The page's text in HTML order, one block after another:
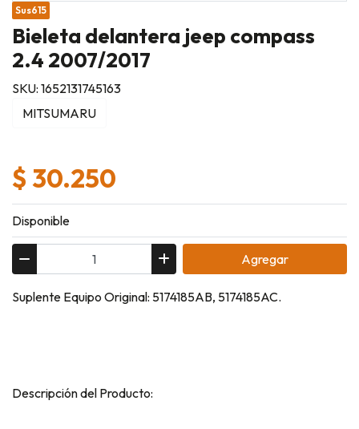
Sus615
Bieleta delantera jeep compass
2.4 2007/2017
SKU: 1652131745163
MITSUMARU
$ 30.250
Disponible
Agregar
Suplente Equipo Original: 5174185AB, 5174185AC.
Descripción del Producto: